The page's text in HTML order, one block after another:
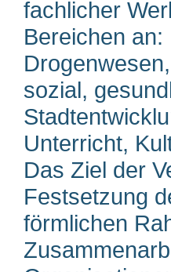
fachlicher
Bereichen
sozial,
Unterricht,
Das Ziel der
Festsetzung
förmlichen